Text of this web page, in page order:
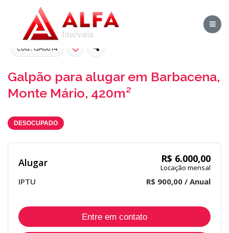
Cód.: GA0014
Galpão para alugar em Barbacena,
Monte Mário, 420m²
DESOCUPADO
Alugar R$ 6.000,00
Locação mensal
IPTU R$ 900,00 / Anual
Entre em contato